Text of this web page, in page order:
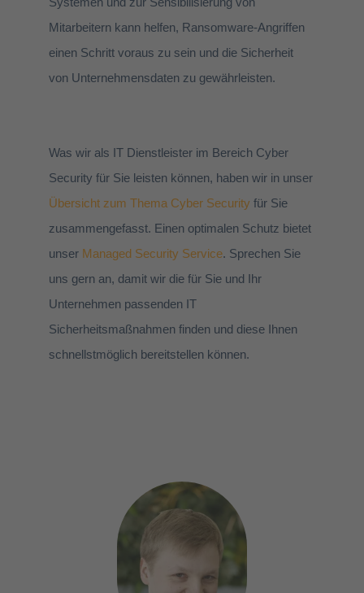
Mitarbeitern kann helfen, Ransomware-Angriffen
einen Schritt voraus zu sein und die Sicherheit
von Unternehmensdaten zu gewährleisten.
Was wir als IT Dienstleister im Bereich Cyber
Security für Sie leisten können, haben wir in unser
Übersicht zum Thema Cyber Security für Sie
zusammengefasst. Einen optimalen Schutz bietet
unser Managed Security Service. Sprechen Sie
uns gern an, damit wir die für Sie und Ihr
Unternehmen passenden IT
Sicherheitsmaßnahmen finden und diese Ihnen
schnellstmöglich bereitstellen können.